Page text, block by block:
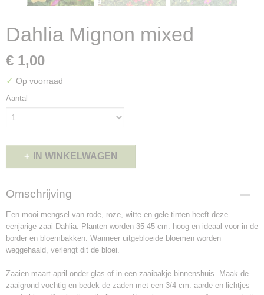
Dahlia Mignon mixed
€ 1,00
✓ Op voorraad
Aantal
IN WINKELWAGEN
Omschrijving
Een mooi mengsel van rode, roze, witte en gele tinten heeft deze
eenjarige zaai-Dahlia. Planten worden 35-45 cm. hoog en ideaal voor in de
border en bloembakken. Wanneer uitgebloeide bloemen worden
weggehaald, verlengt dit de bloei.
Zaaien maart-april onder glas of in een zaaibakje binnenshuis. Maak de
zaaigrond vochtig en bedek de zaden met een 3/4 cm. aarde en lichtjes